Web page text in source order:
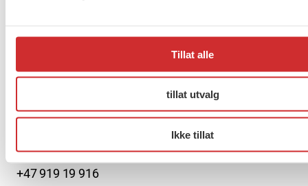
Tillat alle
tillat utvalg
Ikke tillat
About us (English)
FO (Fellesorganisasjonen)
0506 OSLO
kontor@fo.no
+47 919 19 916